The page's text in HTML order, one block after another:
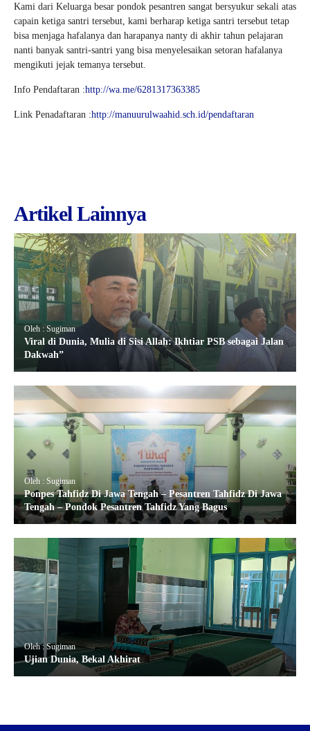
Kami dari Keluarga besar pondok pesantren sangat bersyukur sekali atas
capain ketiga santri tersebut, kami berharap ketiga santri tersebut tetap
bisa menjaga hafalanya dan harapanya nanty di akhir tahun pelajaran
nanti banyak santri-santri yang bisa menyelesaikan setoran hafalanya
mengikuti jejak temanya tersebut.
Info Pendaftaran :http://wa.me/6281317363385
Link Penadaftaran :http://manuurulwaahid.sch.id/pendaftaran
Artikel Lainnya
Oleh : Sugiman
Viral di Dunia, Mulia di Sisi Allah: Ikhtiar PSB sebagai Jalan
Dakwah”
Oleh : Sugiman
Ponpes Tahfidz Di Jawa Tengah – Pesantren Tahfidz Di Jawa
Tengah – Pondok Pesantren Tahfidz Yang Bagus
Oleh : Sugiman
Ujian Dunia, Bekal Akhirat